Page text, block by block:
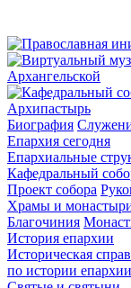
Архипастырь
Биография
Епархия сегодня
Епархиальные
Кафедральный
Проект собора
Храмы и
Благочиния
История епархии
Историческая
по истории епархии